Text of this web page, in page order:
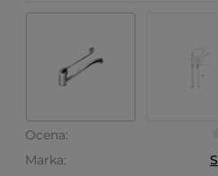
Ocena:
Marka: